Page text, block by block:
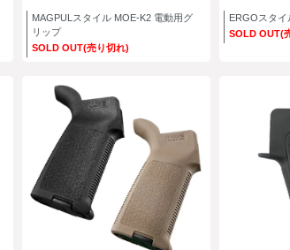
MAGPULスタイル MOE-K2 電動用グ
リップ
SOLD OUT(売り切れ)
ERGOスタ
SOLD OUT(